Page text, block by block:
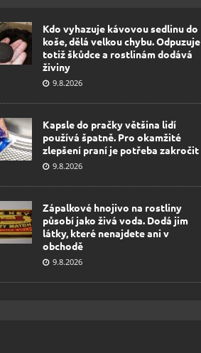
Kdo vyhazuje kávovou sedlinu do
koše, dělá velkou chybu. Odpuzuje
totiž škůdce a rostlinám dodává
živiny
9.8.2026
Kapsle do pračky většina lidí
používá špatně. Pro okamžité
zlepšení praní je potřeba zakročit
9.8.2026
Zápalkové hnojivo na rostliny
působí jako živá voda. Dodá jim
látky, které nenajdete ani v
obchodě
9.8.2026